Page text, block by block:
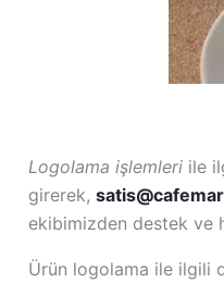
Logolama işlemleriile
girerek,
ekibimizden destek ve
Ürün logolama ile ilgili